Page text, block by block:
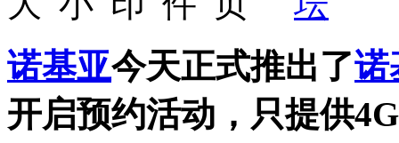
诺基亚今天正式推出了诺
开启预约活动，只提供